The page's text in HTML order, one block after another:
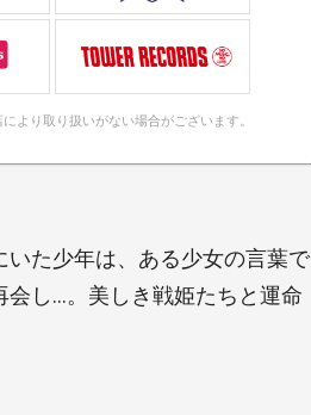
より取り扱いがない場合がございます。
いた少年は、ある少女の言葉で
会し…。美しき戦姫たちと運命